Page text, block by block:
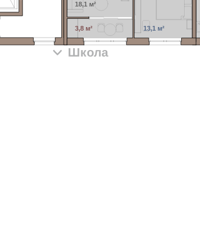
13,1 м²
18,1 м²
3,8 м²
Школа